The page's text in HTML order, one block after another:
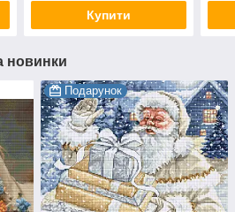
Купити
новинки
Подарунок